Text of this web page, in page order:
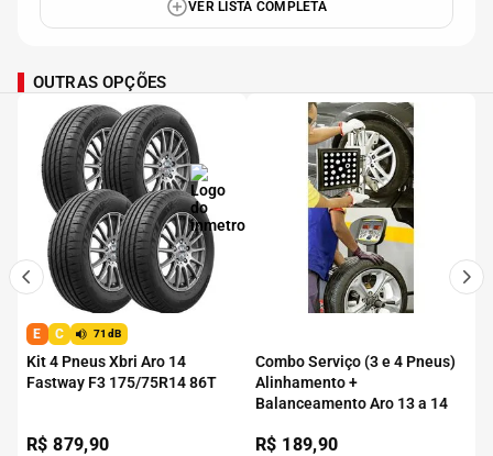
VER LISTA COMPLETA
OUTRAS OPÇÕES
E C 71dB
Kit 4 Pneus Xbri Aro 14
Fastway F3 175/75R14 86T
R$879,90
Combo Serviço (3 e 4 Pneus)
Alinhamento +
Balanceamento Aro 13 a 14
R$ 189,90